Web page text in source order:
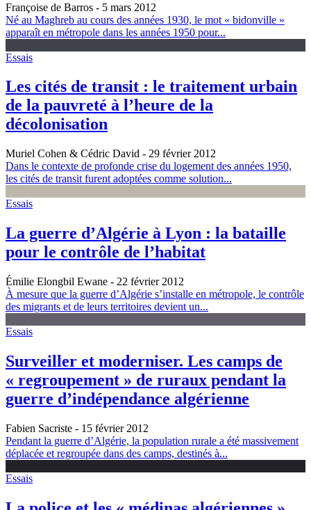
Françoise de Barros - 5 mars 2012
Né au Maghreb au cours des années 1930, le mot « bidonville »
apparaît en métropole dans les années 1950 pour...
Essais
Les cités de transit : le traitement urbain
de la pauvreté à l’heure de la
décolonisation
Muriel Cohen & Cédric David - 29 février 2012
Dans le contexte de profonde crise du logement des années 1950,
les cités de transit furent adoptées comme solution...
Essais
La guerre d’Algérie à Lyon : la bataille
pour le contrôle de l’habitat
Émilie Elongbil Ewane - 22 février 2012
À mesure que la guerre d’Algérie s’installe en métropole, le contrôle
des migrants et de leurs territoires devient un...
Essais
Surveiller et moderniser. Les camps de
« regroupement » de ruraux pendant la
guerre d’indépendance algérienne
Fabien Sacriste - 15 février 2012
Pendant la guerre d’Algérie, la population rurale a été massivement
déplacée et regroupée dans des camps, destinés à...
Essais